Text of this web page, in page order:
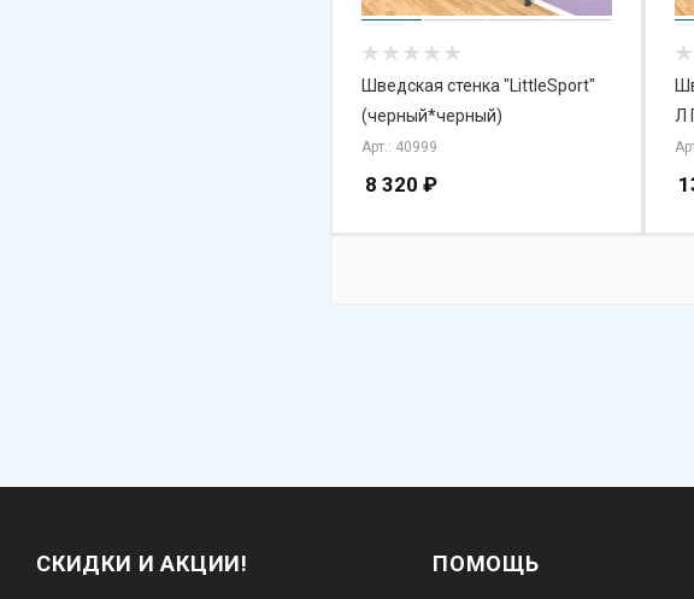
Шведская стенка "LittleSport"
(черный*черный)
Арт.: 40999
8 320 ₽
Л
СКИДКИ И АКЦИИ! ПОМОЩЬ